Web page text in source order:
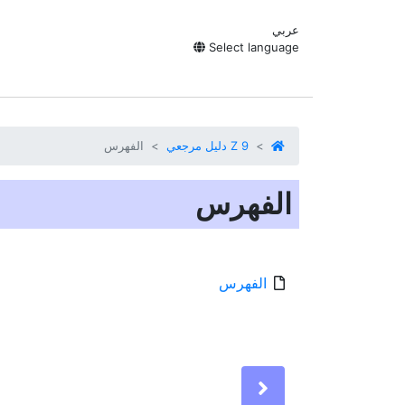
عربي
Select language
Z 9 دليل مرجعي الفهرس
الفهرس
الفهرس